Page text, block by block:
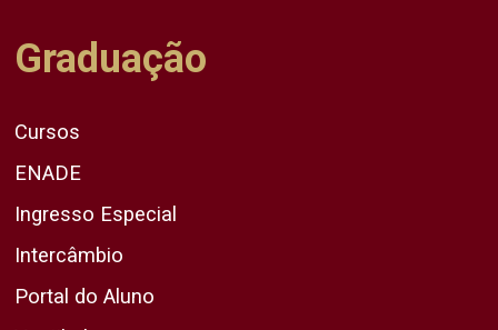
Graduação
Cursos
ENADE
Ingresso Especial
Intercâmbio
Portal do Aluno